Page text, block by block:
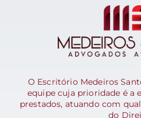
O Escritório Medeiros
equipe cuja prioridade é a
prestados, atuando com
do